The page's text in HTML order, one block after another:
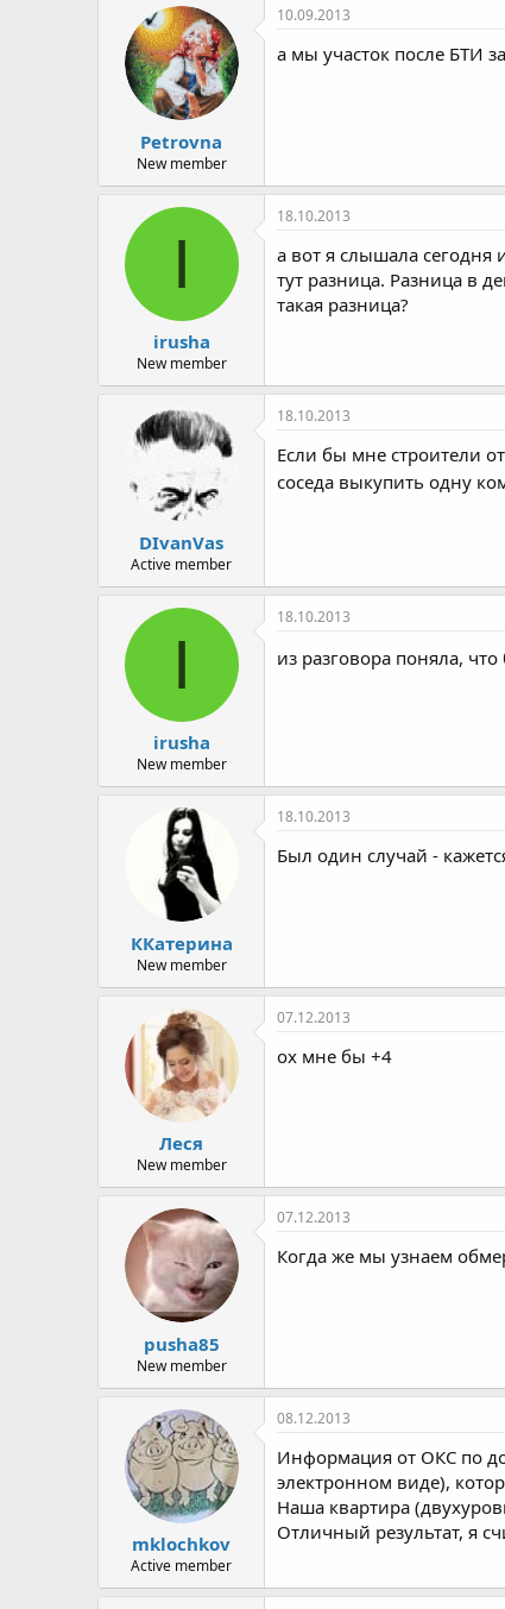
Petrovna
New member
10.09.2013
а мы участок после БТИ
I
irusha
New member
18.10.2013
а вот я слышала
тут разница. Разница в
такая разница?
DIvanVas
Active member
18.10.2013
Если бы мне строители
соседа выкупить одну
I
irusha
New member
18.10.2013
из разговора поняла,
ККатерина
New member
18.10.2013
Был один случай -
Леся
New member
07.12.2013
ох мне бы +4
pusha85
New member
07.12.2013
Когда же мы узнаем
mklochkov
Active member
08.12.2013
Информация от ОКС по
электронном виде),
Наша квартира
Отличный результат, я